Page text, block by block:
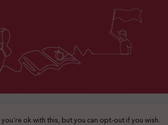
2025 © جميع الحقوق محفوظة
ok with this, but you can opt-out if you wish.